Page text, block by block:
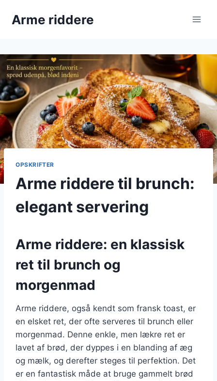
Arme riddere
OPSKRIFTER
Arme riddere til brunch:
elegant servering
Arme riddere: en klassisk
ret til brunch og
morgenmad
Arme riddere, også kendt som fransk toast, er
en elsket ret, der ofte serveres til brunch eller
morgenmad. Denne enkle, men lækre ret er
lavet af brød, der dyppes i en blanding af æg
og mælk, og derefter steges til perfektion. Det
er en fantastisk måde at bruge gammelt brød